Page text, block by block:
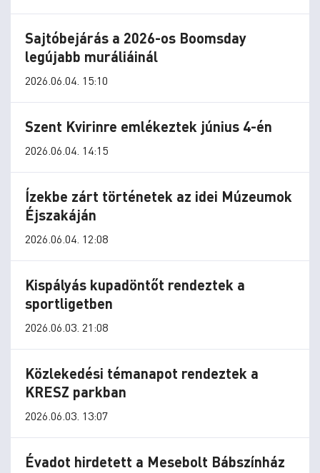
Sajtóbejárás a 2026-os Boomsday
legújabb muráliáinál
2026.06.04. 15:10
Szent Kvirinre emlékeztek június 4-én
2026.06.04. 14:15
Ízekbe zárt történetek az idei Múzeumok
Éjszakáján
2026.06.04. 12:08
Kispályás kupadöntőt rendeztek a
sportligetben
2026.06.03. 21:08
Közlekedési témanapot rendeztek a
KRESZ parkban
2026.06.03. 13:07
Évadot hirdetett a Mesebolt Bábszínház